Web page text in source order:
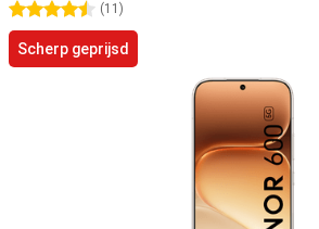
4.5 sterren
(11 )
Scherp geprijsd